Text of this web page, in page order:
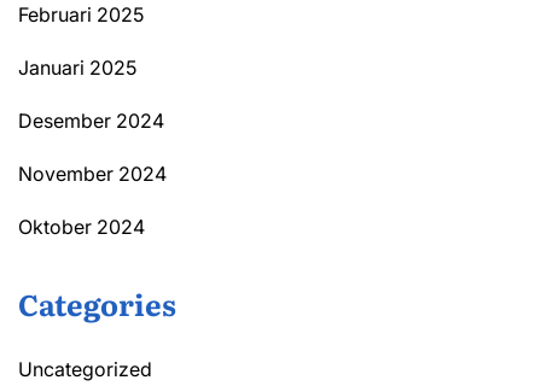
Februari 2025
Januari 2025
Desember 2024
November 2024
Oktober 2024
Categories
Uncategorized